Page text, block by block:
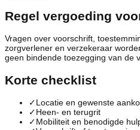
Regel vergoeding
Vragen over voorschrift,
zorgverlener en verzekeraar
geen bindende toezegging van de
Korte checklist
✓Locatie en gewenste
✓Heen- en terugrit
✓Mobiliteit en benodigde